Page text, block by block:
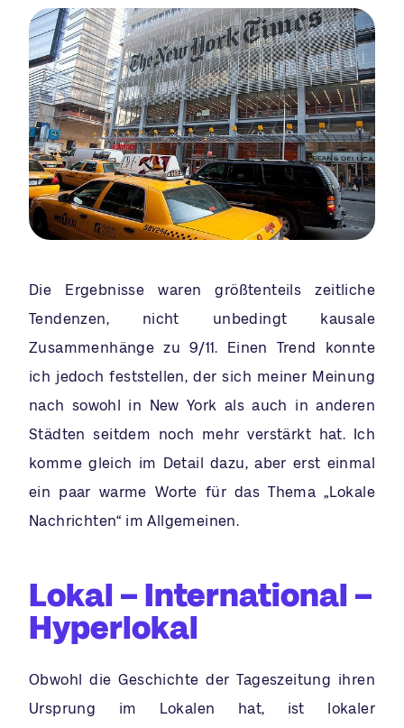
Die Ergebnisse waren größtenteils zeitliche
Tendenzen, nicht unbedingt kausale
Zusammenhänge zu 9/11. Einen Trend konnte
ich jedoch feststellen, der sich meiner Meinung
nach sowohl in New York als auch in anderen
Städten seitdem noch mehr verstärkt hat. Ich
komme gleich im Detail dazu, aber erst einmal
ein paar warme Worte für das Thema „Lokale
Nachrichten“ im Allgemeinen.
Lokal – International –
Hyperlokal
Obwohl die Geschichte der Tageszeitung ihren
Ursprung im Lokalen hat, ist lokaler